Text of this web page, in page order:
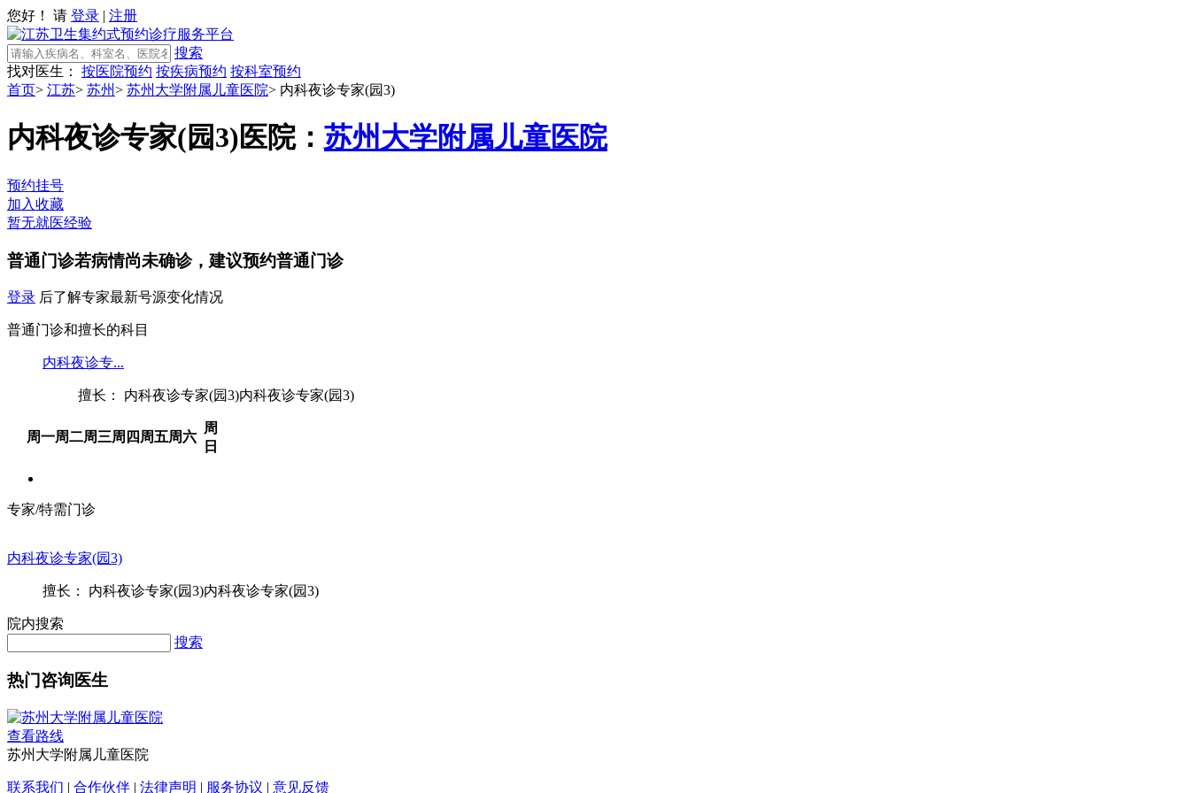
您好！ 请 登录 | 注册
搜索
找对医生：
按医院预约 按疾病预约 按科室预约
首页> 江苏> 苏州> 苏州大学附属儿童医院> 内科夜诊专家(园3)
内科夜诊专家(园3)医院： 苏州大学附属儿童医院
预约挂号
加入收藏
暂无就医经验
普通门诊若病情尚未确诊，建议预约普通门诊
登录 后了解专家最新号源变化情况
普通门诊和擅长的科目
内科夜诊专...
擅长： 内科夜诊专家(园3)内科夜诊专家(园3)
周一周二周三周四 周五周六
周
日
专家/特需门诊
内科夜诊专家(园3)
擅长： 内科夜诊专家(园3)内科夜诊专家(园3)
院内搜索
搜索
热门咨询医生
查看路线
苏州大学附属儿童医院
联系我们 | 合作伙伴 | 法律声明 | 服务协议 | 意见反馈